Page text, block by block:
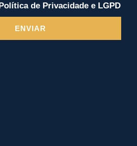
de Privacidade e LGPD
ENVIAR